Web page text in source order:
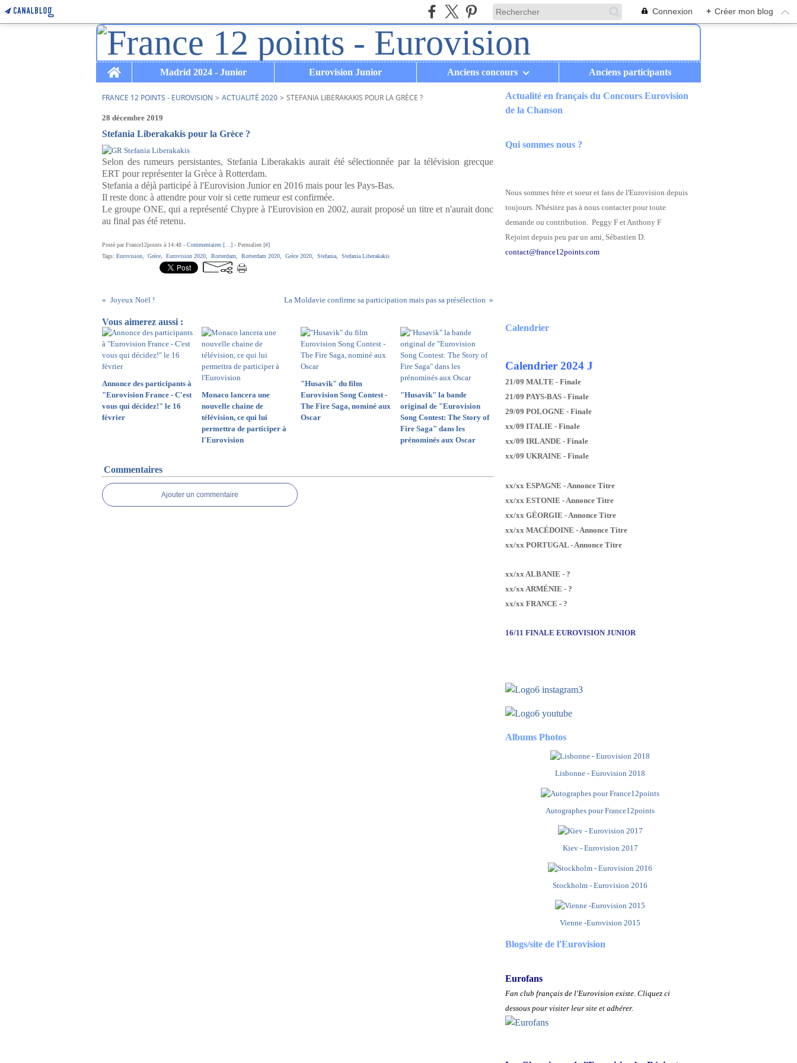
Connexion + Créer mon blog
Home
Madrid 2024 - Junior Eurovision Junior Anciens concours Anciens participants
FRANCE 12 POINTS - EUROVISION > ACTUALITÉ 2020 > STEFANIA LIBERAKAKIS POUR LA GRÈCE ?
28 décembre 2019
Stefania Liberakakis pour la Grèce ?
Selon des rumeurs persistantes, Stefania Liberakakis aurait été sélectionnée par la télévision grecque
ERT pour représenter la Grèce à Rotterdam.
Stefania a déjà participé à l'Eurovision Junior en 2016 mais pour les Pays-Bas.
Il reste donc à attendre pour voir si cette rumeur est confirmée.
Le groupe ONE, qui a représenté Chypre à l'Eurovision en 2002, aurait proposé un titre et n'aurait donc
au final pas été retenu.
Posté par France12points à 14:48 - Commentaires [ ] - Permalien [#]
Tags: Eurovision Grèce Eurovision 2020 Rotterdam Rotterdam 2020 Grèce 2020 Stefania Stefania Liberakakis
Joyeux Noël ! La Moldavie confirme sa participation mais pas sa présélection
Vous aimerez aussi :
Annonce des participants à
"Eurovision France - C'est
vous qui décidez!" le 16
février
Monaco lancera une
nouvelle chaine de
télévision, ce qui lui
permettra de participer à
l'Eurovision
"Husavik" du film
Eurovision Song Contest -
The Fire Saga, nominé aux
Oscar
"Husavik" la bande
original de "Eurovision
Song Contest: The Story of
Fire Saga" dans les
prénominés aux Oscar
Commentaires
Ajouter un commentaire
Actualité en français du Concours Eurovision
de la Chanson
Qui sommes nous ?
Nous sommes frère et soeur et fans de l'Eurovision depuis
toujours. N'hésitez pas à nous contacter pour toute
demande ou contribution. Peggy F et Anthony F
Rejoint depuis peu par un ami, Sébastien D.
contact@france12points.com
Calendrier
Calendrier 2024 J
21/09 MALTE - Finale
21/09 PAYS-BAS - Finale
29/09 POLOGNE - Finale
xx/09 ITALIE - Finale
xx/09 IRLANDE - Finale
xx/09 UKRAINE - Finale
xx/xx ESPAGNE - Annonce Titre
xx/xx ESTONIE - Annonce Titre
xx/xx GÉORGIE - Annonce Titre
xx/xx MACÉDOINE - Annonce Titre
xx/xx PORTUGAL - Annonce Titre
xx/xx ALBANIE - ?
xx/xx ARMÉNIE - ?
xx/xx FRANCE - ?
16/11 FINALE EUROVISION JUNIOR
Albums Photos
Lisbonne - Eurovision 2018
Autographes pour France12points
Kiev - Eurovision 2017
Stockholm - Eurovision 2016
Vienne -Eurovision 2015
Blogs/site de l'Eurovision
Eurofans
Fan club français de l'Eurovision existe. Cliquez ci
dessous pour visiter leur site et adhérer.